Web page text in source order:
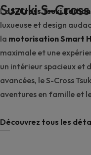
Suzuki S-
LeS-Cross Tsuki Edition
luxueuse et design
la motorisation Smart
maximale et une
un intérieur spacieux et
avancées, le S-Cross
aventures en famille et
Découvrez tous les